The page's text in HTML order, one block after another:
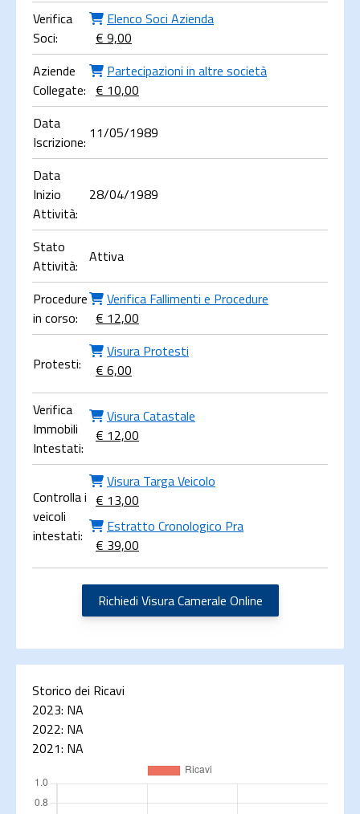
Verifica
Soci:
Elenco Soci Azienda
€ 9,00
Aziende
Collegate:
Partecipazioni in altre società
€ 10,00
Data
Iscrizione: 11/05/1989
Data
Inizio
Attività:
28/04/1989
Stato
Attività:
Attiva
Procedure
in corso:
Verifica Fallimenti e Procedure
€ 12,00
Protesti:
Visura Protesti
€ 6,00
Verifica
Immobili
Intestati:
Visura Catastale
€ 12,00
Controlla i
veicoli
intestati:
Visura Targa Veicolo
€ 13,00
Estratto Cronologico Pra
€ 39,00
Richiedi Visura Camerale Online
Storico dei Ricavi
2023: NA
2022: NA
2021: NA